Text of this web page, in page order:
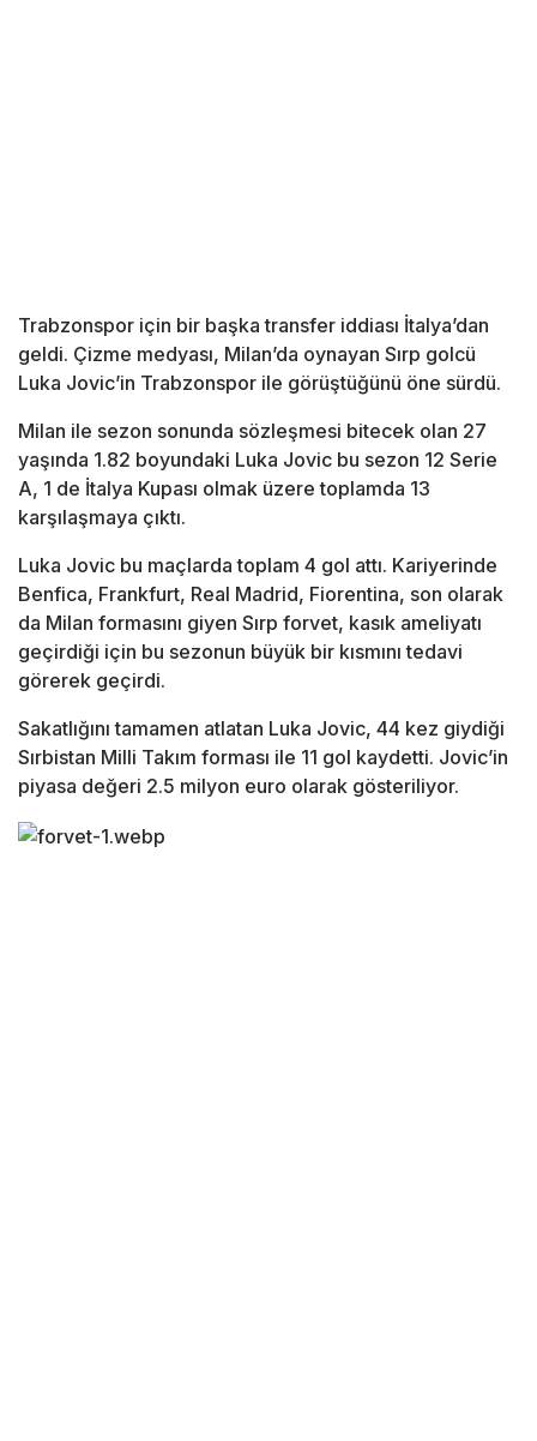
Trabzonspor için bir başka transfer iddiası İtalya’dan
geldi. Çizme medyası, Milan’da oynayan Sırp golcü
Luka Jovic’in Trabzonspor ile görüştüğünü öne sürdü.
Milan ile sezon sonunda sözleşmesi bitecek olan 27
yaşında 1.82 boyundaki Luka Jovic bu sezon 12 Serie
A, 1 de İtalya Kupası olmak üzere toplamda 13
karşılaşmaya çıktı.
Luka Jovic bu maçlarda toplam 4 gol attı. Kariyerinde
Benfica, Frankfurt, Real Madrid, Fiorentina, son olarak
da Milan formasını giyen Sırp forvet, kasık ameliyatı
geçirdiği için bu sezonun büyük bir kısmını tedavi
görerek geçirdi.
Sakatlığını tamamen atlatan Luka Jovic, 44 kez giydiği
Sırbistan Milli Takım forması ile 11 gol kaydetti. Jovic’in
piyasa değeri 2.5 milyon euro olarak gösteriliyor.